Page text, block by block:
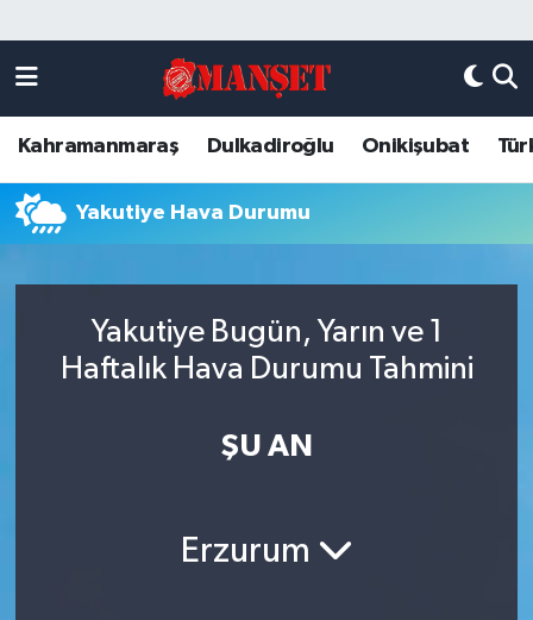
Kahramanmaraş Dulkadiroğlu Onikişubat
Yakutiye Hava Durumu
Yakutiye Bugün, Yarın ve 1
Haftalık Hava Durumu Tahmini
ŞU AN
Erzurum
DULKADİROĞLU
KAHRAMANMARAŞ
ÖZEL HABER
Kahramanmaraş Nöbetçi Eczaneler
Kahramanmaraş Hava Durumu
Kahramanmaraş Trafik Yoğunluk Haritası
Tüm Manşetler